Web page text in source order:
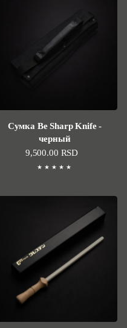
Сумка Be Sharp Knife -
черный
Стандартная цена
9,500.00 RSD